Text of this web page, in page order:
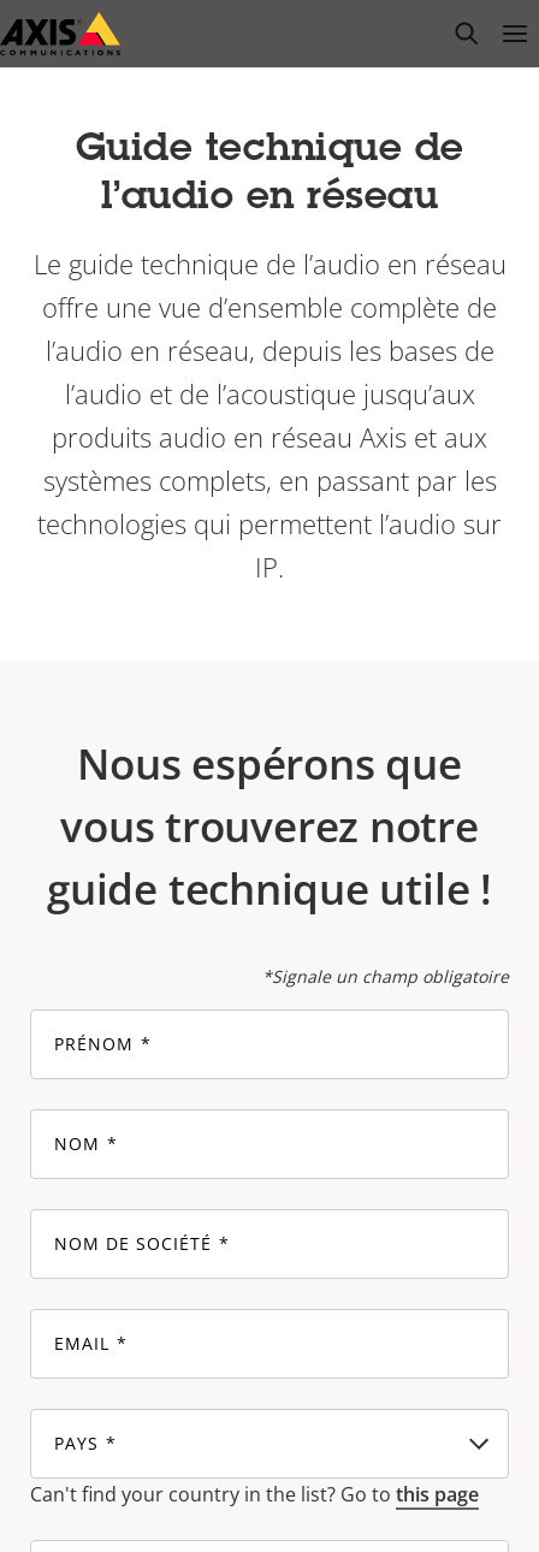
Passer
au
open
Guide technique de
l’audio en réseau
Le guide technique de l’audio en réseau
offre une vue d’ensemble complète de
l’audio en réseau, depuis les bases de
l’audio et de l’acoustique jusqu’aux
produits audio en réseau Axis et aux
systèmes complets, en passant par les
technologies qui permettent l’audio sur
IP.
Nous espérons que
vous trouverez notre
guide technique utile !